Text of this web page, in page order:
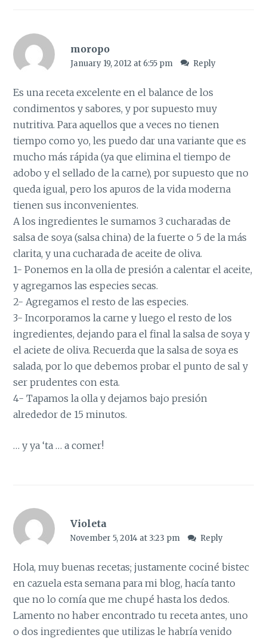
moropo
January 19, 2012 at 6:55 pm Reply
Es una receta excelente en el balance de los
condimentos y sabores, y por supuesto muy
nutritiva. Para aquellos que a veces no tienen
tiempo como yo, les puedo dar una variante que es
mucho más rápida (ya que elimina el tiempo de
adobo y el sellado de la carne), por supuesto que no
queda igual, pero los apuros de la vida moderna
tienen sus inconvenientes.
A los ingredientes le sumamos 3 cucharadas de
salsa de soya (salsa china) de la fuerte o 5 de la más
clarita, y una cucharada de aceite de oliva.
1- Ponemos en la olla de presión a calentar el aceite,
y agregamos las especies secas.
2- Agregamos el resto de las especies.
3- Incorporamos la carne y luego el resto de los
ingredientes, dejando para el final la salsa de soya y
el aciete de oliva. Recuerda que la salsa de soya es
salada, por lo que debemos probar el punto de sal y
ser prudentes con esta.
4- Tapamos la olla y dejamos bajo presión
alrededor de 15 minutos.
… y ya ‘ta … a comer!
Violeta
November 5, 2014 at 3:23 pm Reply
Hola, muy buenas recetas; justamente cociné bistec
en cazuela esta semana para mi blog, hacía tanto
que no lo comía que me chupé hasta los dedos.
Lamento no haber encontrado tu receta antes, uno
o dos ingredientes que utilizas le habría venido